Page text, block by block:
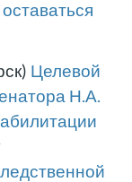
Целевой
Н.А.